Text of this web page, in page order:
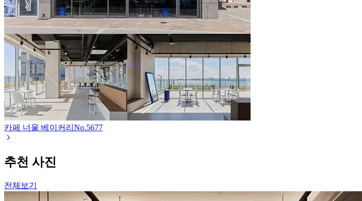
카페 너울 베이커리 No.5677
추천 사진
전체보기